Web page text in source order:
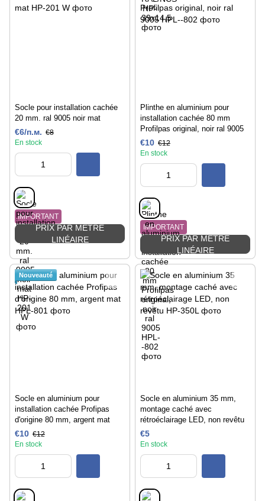
Socle pour installation cachée
20 mm. ral 9005 noir mat
€6/п.м. €8
En stock
IMPORTANT
PRIX PAR MÈTRE
LINÉAIRE
Plinthe en aluminium pour
installation cachée 80 mm
Profilpas original, noir ral 9005
€10 €12
En stock
IMPORTANT
PRIX PAR MÈTRE
LINÉAIRE
Nouveauté
Socle en aluminium pour
installation cachée Profipas
d'origine 80 mm, argent mat
€10 €12
En stock
Socle en aluminium 35 mm,
montage caché avec
rétroéclairage LED, non revêtu
€5
En stock